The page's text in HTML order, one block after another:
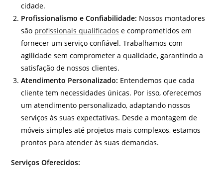
cidade.
Profissionalismo e Confiabilidade: Nossos montadores
são profissionais qualificados e comprometidos em
fornecer um serviço confiável. Trabalhamos com
agilidade sem comprometer a qualidade, garantindo a
satisfação de nossos clientes.
Atendimento Personalizado: Entendemos que cada
cliente tem necessidades únicas. Por isso, oferecemos
um atendimento personalizado, adaptando nossos
serviços às suas expectativas. Desde a montagem de
móveis simples até projetos mais complexos, estamos
prontos para atender às suas demandas.
Serviços Oferecidos: